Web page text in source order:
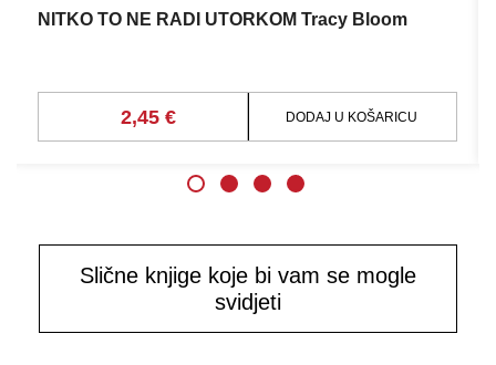
NITKO TO NE RADI UTORKOM Tracy Bloom
2,45 € DODAJ U KOŠARICU
Slične knjige koje bi vam se mogle
svidjeti